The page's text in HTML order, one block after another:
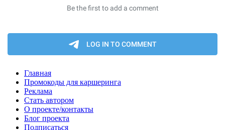
Главная
Промокоды для каршеринга
Реклама
Стать автором
О проекте/контакты
Блог проекта
Подписаться